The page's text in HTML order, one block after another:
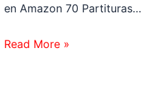
en Amazon 70 Partituras…
Read More »